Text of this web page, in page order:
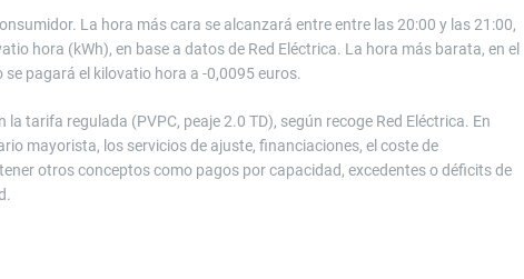
La hora más cara se alcanzará entre entre las 20:00 y las 21:00,
hora (kWh), en base a datos de Red Eléctrica. La hora más barata, en el
pagará el kilovatio hora a -0,0095 euros.
tarifa regulada (PVPC, peaje 2.0 TD), según recoge Red Eléctrica. En
mayorista, los servicios de ajuste, financiaciones, el coste de
otros conceptos como pagos por capacidad, excedentes o déficits de